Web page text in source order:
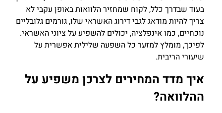
בעוד שבדרך כלל, לקוח שמחזיר הלוואות באופן עקבי לא
צריך להיות מודאג לגבי דירוג האשראי שלו, גורמים גלובליים
נוכחיים, כמו אינפלציה, יכולים להשפיע על ציוני האשראי.
לפיכך, מומלץ למזער כל השפעה שלילית אפשרית על
שיעורי הריבית.
איך מדד המחירים לצרכן משפיע על
ההלוואה?